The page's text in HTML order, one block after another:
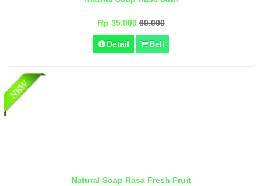
Rp 35.00060.000
Detail Beli
Natural Soap Rasa Fresh Fruit